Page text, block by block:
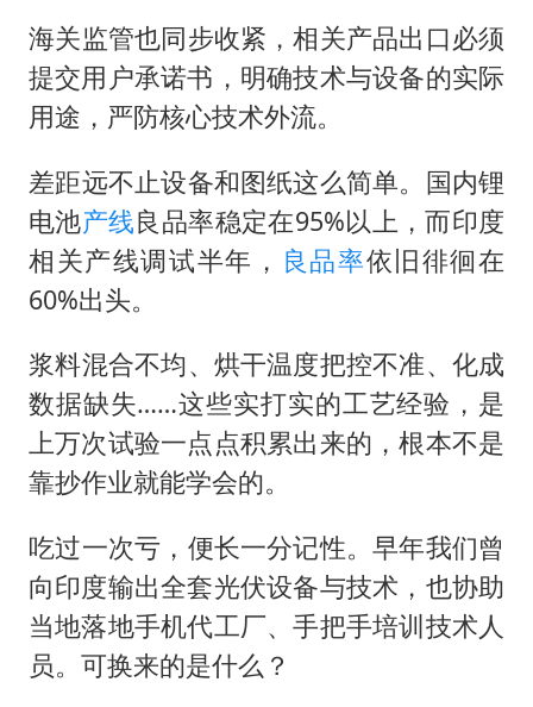
​​海关监管也同步收紧，相关产品出口必须
提交用户承诺书，明确技术与设备的实际
用途，严防核心技术外流。
​​差距远不止设备和图纸这么简单。国内锂
电池产线良品率稳定在95%以上，而印度
相关产线调试半年， 良品率依旧徘徊在
60%出头。
​​浆料混合不均、烘干温度把控不准、化成
数据缺失……这些实打实的工艺经验，是
上万次试验一点点积累出来的，根本不是
靠抄作业就能学会的。
​​吃过一次亏，便长一分记性。早年我们曾
向印度输出全套光伏设备与技术，也协助
当地落地手机代工厂、手把手培训技术人
员。可换来的是什么？